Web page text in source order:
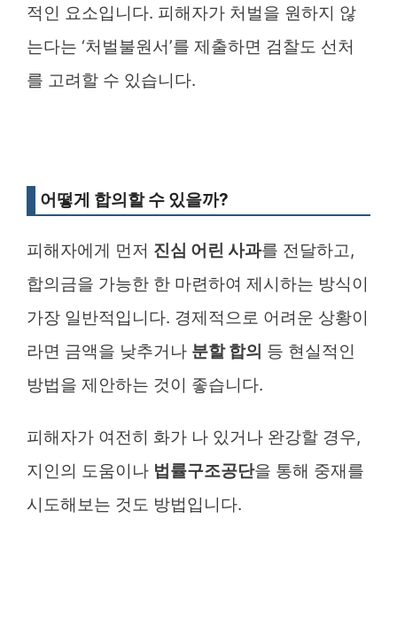
적인 요소입니다. 피해자가 처벌을 원하지 않
는다는 ‘처벌불원서’를 제출하면 검찰도 선처
를 고려할 수 있습니다.
어떻게 합의할 수 있을까?
피해자에게 먼저 진심 어린 사과를 전달하고,
합의금을 가능한 한 마련하여 제시하는 방식이
가장 일반적입니다. 경제적으로 어려운 상황이
라면 금액을 낮추거나 분할 합의 등 현실적인
방법을 제안하는 것이 좋습니다.
피해자가 여전히 화가 나 있거나 완강할 경우,
지인의 도움이나 법률구조공단을 통해 중재를
시도해보는 것도 방법입니다.